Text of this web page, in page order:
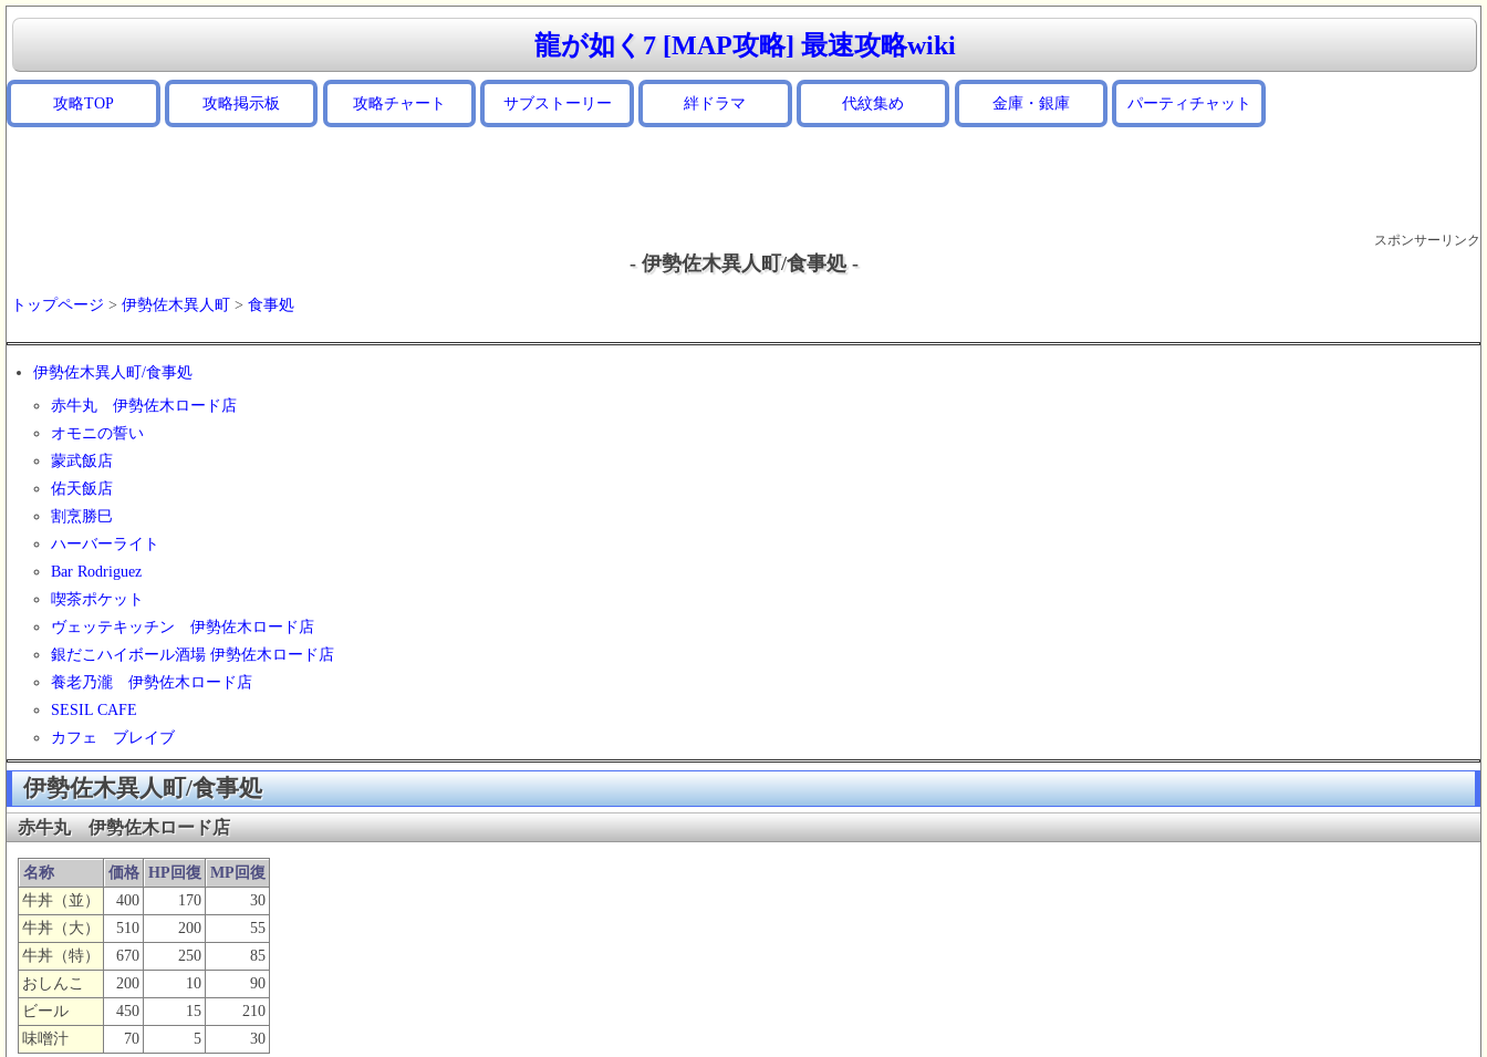
龍が如く7 [MAP攻略] 最速攻略wiki
攻略TOP 攻略掲示板 攻略チャート サブストーリー 絆ドラマ 代紋集め 金庫・銀庫 パーティチャット
スポンサーリンク
- 伊勢佐木異人町/食事処 -
トップページ > 伊勢佐木異人町 > 食事処
伊勢佐木異人町/食事処
赤牛丸 伊勢佐木ロード店
オモニの誓い
蒙武飯店
佑天飯店
割烹勝巳
ハーバーライト
Bar Rodriguez
喫茶ポケット
ヴェッテキッチン 伊勢佐木ロード店
銀だこハイボール酒場 伊勢佐木ロード店
養老乃瀧 伊勢佐木ロード店
SESIL CAFE
カフェ ブレイブ
伊勢佐木異人町/食事処
赤牛丸 伊勢佐木ロード店
名称 価格 HP回復 MP回復
牛丼（並）
400 170
30
牛丼（大）
510 200
55
牛丼（特）
670 250
85
おしんこ
200 10
90
ビール
450 15
210
味噌汁
70 5 30